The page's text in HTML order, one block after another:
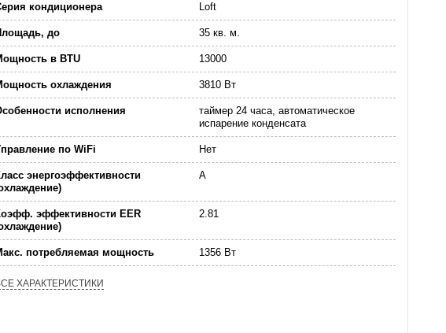
кондиционера Loft
до 35 кв. м.
в BTU 13000
охлаждения 3810 Вт
исполнения
таймер 24 часа, автоматическое
испарение конденсата
по WiFi Нет
энергоэффективности
А
эффективности EER
2.81
потребляемая мощность 1356 Вт
ХАРАКТЕРИСТИКИ